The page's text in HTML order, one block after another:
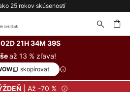
25 rokov skúseností
02D 21H 34M 39S
až 13 % zľava!
skopírovať
| Až -70 %